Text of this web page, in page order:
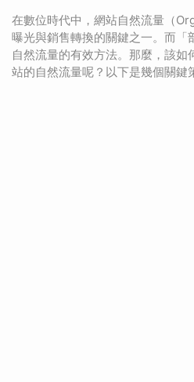
在數位時代中，網站自然流量（
曝光與銷售轉換的關鍵之一。而「
自然流量的有效方法。那麼，該如
站的自然流量呢？以下是幾個關鍵